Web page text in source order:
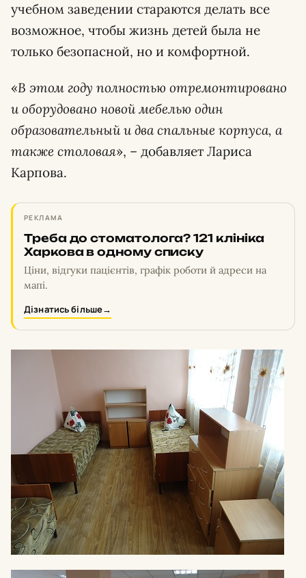
учебном заведении стараются делать все
возможное, чтобы жизнь детей была не
только безопасной, но и комфортной.
«В этом году полностью отремонтировано
и оборудовано новой мебелью один
образовательный и два спальные корпуса, а
также столовая», – добавляет Лариса
Карпова.
РЕКЛАМА
Треба до стоматолога? 121 клініка
Харкова в одному списку
Ціни, відгуки пацієнтів, графік роботи й адреси на
мапі.
Дізнатись більше→